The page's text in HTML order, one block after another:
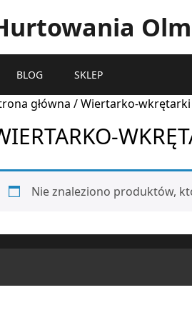
BLOG SKLEP
główna / Wiertarko-wkrętarki
Nie znaleziono produktów,